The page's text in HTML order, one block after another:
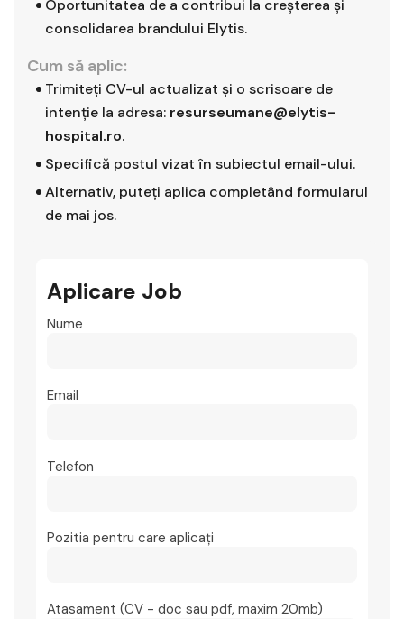
Oportunitatea de a contribui la creșterea și
consolidarea brandului Elytis.
Cum să aplic:
Trimiteți CV-ul actualizat și o scrisoare de
intenție la adresa: resurseumane@elytis-
hospital.ro.
Specifică postul vizat în subiectul email-ului.
Alternativ, puteți aplica completând formularul
de mai jos.
Aplicare Job
Nume
Email
Telefon
Pozitia pentru care aplicați
Atasament (CV - doc sau pdf, maxim 20mb)